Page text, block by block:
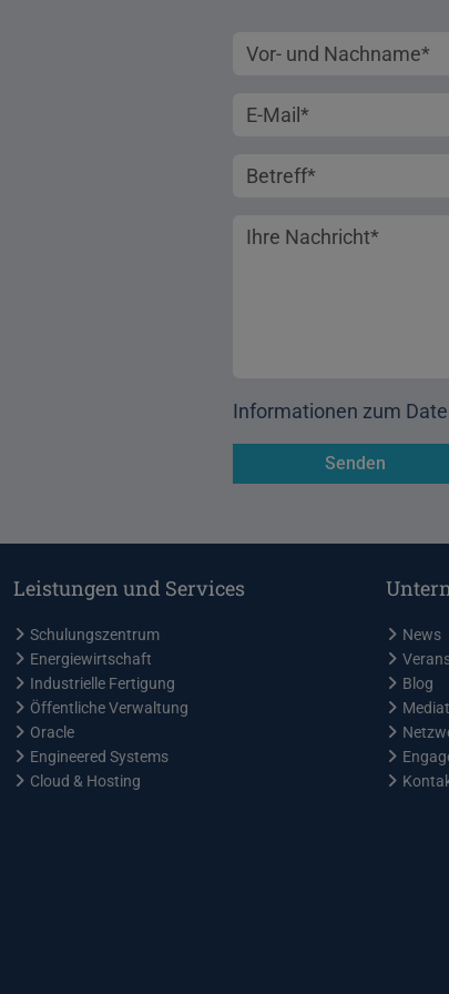
Vorname und Nachname
E-Mail-Adresse
Betreff
Ihre Nachricht
Informationen zum
Leistungen und Services
Schulungszentrum
Energiewirtschaft
Industrielle Fertigung
Öffentliche Verwaltung
Oracle
Engineered Systems
Cloud & Hosting
News
Blog